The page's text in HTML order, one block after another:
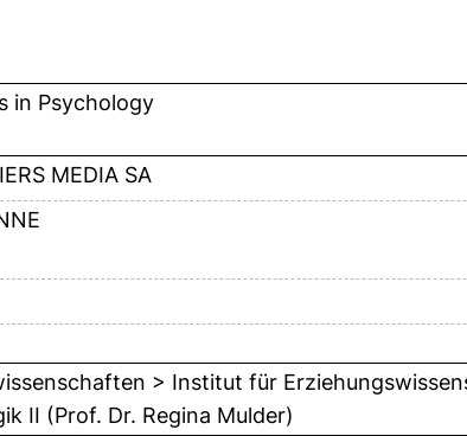
in Psychology
MEDIA SA
> Institut für
II (Prof. Dr. Regina Mulder)